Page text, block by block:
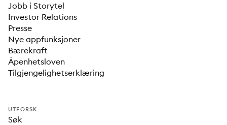
Jobb i Storytel
Investor Relations
Presse
Nye appfunksjoner
Bærekraft
Åpenhetsloven
Tilgjengelighetserklæring
UTFORSK
Søk